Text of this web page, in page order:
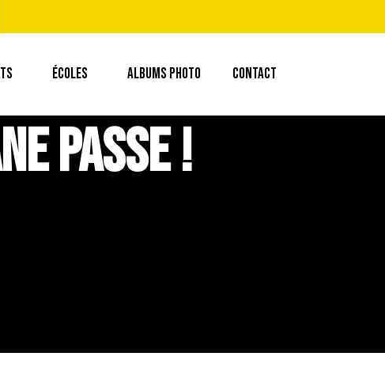
ÉCOLES ALBUMS PHOTO CONTACT
passe !